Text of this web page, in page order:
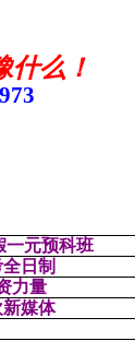
什么！
一元预科班
日制
力量
媒体